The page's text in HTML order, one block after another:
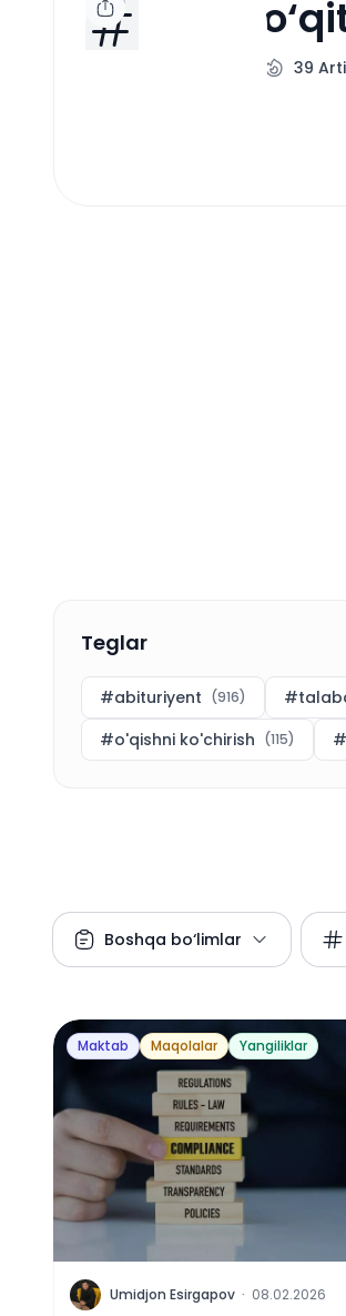
39
Teglar
#abituriyent (916) #
#o'qishni ko'chirish (115) #
Boshqa bo‘limlar
Maktab Maqolalar Yangiliklar
U Umidjon Esirgapov · 08.02.2026